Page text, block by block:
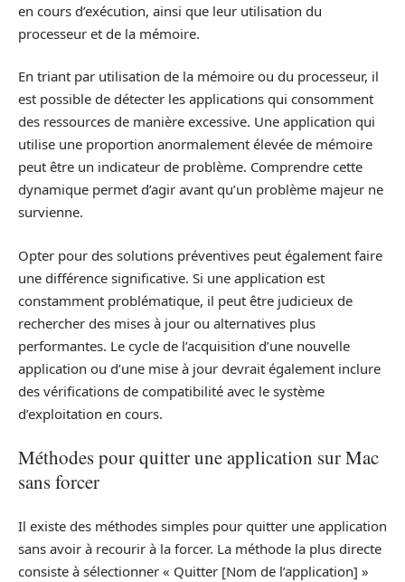
en cours d’exécution, ainsi que leur utilisation du
processeur et de la mémoire.
En triant par utilisation de la mémoire ou du processeur, il
est possible de détecter les applications qui consomment
des ressources de manière excessive. Une application qui
utilise une proportion anormalement élevée de mémoire
peut être un indicateur de problème. Comprendre cette
dynamique permet d’agir avant qu’un problème majeur ne
survienne.
Opter pour des solutions préventives peut également faire
une différence significative. Si une application est
constamment problématique, il peut être judicieux de
rechercher des mises à jour ou alternatives plus
performantes. Le cycle de l’acquisition d’une nouvelle
application ou d’une mise à jour devrait également inclure
des vérifications de compatibilité avec le système
d’exploitation en cours.
Méthodes pour quitter une application sur Mac
sans forcer
Il existe des méthodes simples pour quitter une application
sans avoir à recourir à la forcer. La méthode la plus directe
consiste à sélectionner « Quitter [Nom de l’application] »